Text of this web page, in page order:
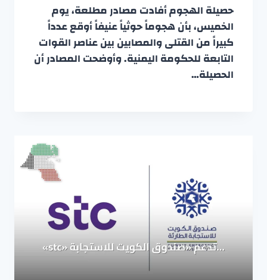
حصيلة الهجوم أفادت مصادر مطلعة، يوم
الخميس، بأن هجوماً حوثياً عنيفاً أوقع عدداً
كبيراً من القتلى والمصابين بين عناصر القوات
التابعة للحكومة اليمنية. وأوضحت المصادر أن
الحصيلة…